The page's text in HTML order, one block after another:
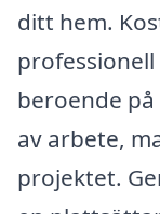
ditt hem.
beroende
av arbete,
projektet.